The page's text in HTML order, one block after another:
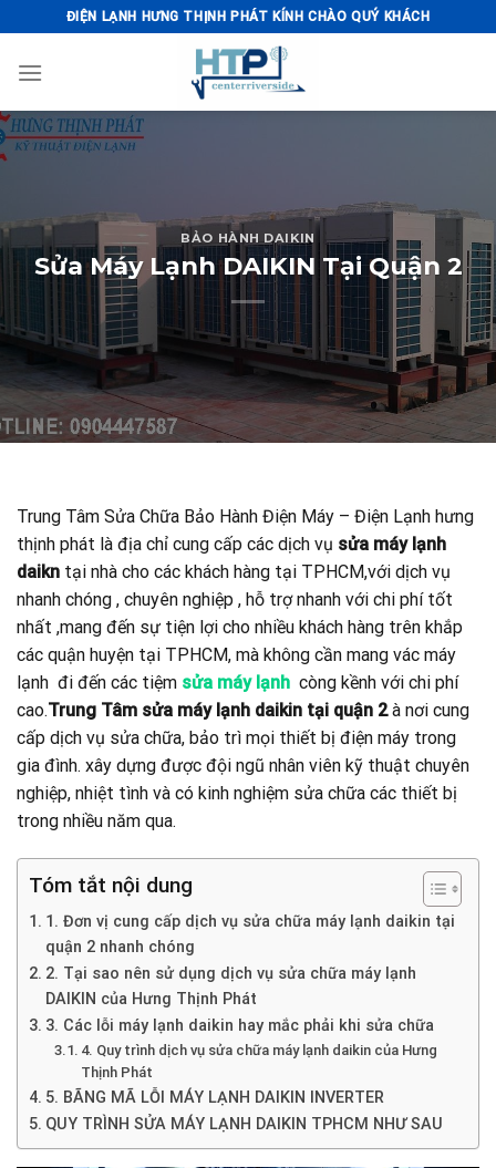
to
content
ĐIỆN LẠNH HƯNG THỊNH PHÁT KÍNH CHÀO QUÝ KHÁCH
BẢO HÀNH DAIKIN
Sửa Máy Lạnh DAIKIN Tại Quận 2
Trung Tâm Sửa Chữa Bảo Hành Điện Máy – Điện Lạnh hưng
thịnh phát là địa chỉ cung cấp các dịch vụ sửa máy lạnh
daikn tại nhà cho các khách hàng tại TPHCM,với dịch vụ
nhanh chóng , chuyên nghiệp , hỗ trợ nhanh với chi phí tốt
nhất ,mang đến sự tiện lợi cho nhiều khách hàng trên khắp
các quận huyện tại TPHCM, mà không cần mang vác máy
lạnh đi đến các tiệm sửa máy lạnh còng kềnh với chi phí
cao.Trung Tâm sửa máy lạnh daikin tại quận 2à nơi cung
cấp dịch vụ sửa chữa, bảo trì mọi thiết bị điện máy trong
gia đình. xây dựng được đội ngũ nhân viên kỹ thuật chuyên
nghiệp, nhiệt tình và có kinh nghiệm sửa chữa các thiết bị
trong nhiều năm qua.
Tóm tắt nội dung
1. Đơn vị cung cấp dịch vụ sửa chữa máy lạnh daikin tại
quận 2 nhanh chóng
2. Tại sao nên sử dụng dịch vụ sửa chữa máy lạnh
DAIKIN của Hưng Thịnh Phát
3. Các lỗi máy lạnh daikin hay mắc phải khi sửa chữa
4. Quy trình dịch vụ sửa chữa máy lạnh daikin của Hưng
Thịnh Phát
5. BÃNG MÃ LỖI MÁY LẠNH DAIKIN INVERTER
QUY TRÌNH SỬA MÁY LẠNH DAIKIN TPHCM NHƯ SAU